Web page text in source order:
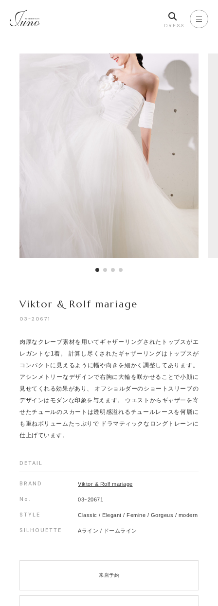
DRESS
Viktor & Rolf mariage
03ｰ20671
肉厚なクレープ素材を用いてギャザーリングされたトップスがエ
レガントな1着。 計算し尽くされたギャザーリングはトップスが
コンパクトに見えるように幅や向きを細かく調整してあります。
アシンメトリーなデザインで右胸に大輪を咲かせることで小顔に
見せてくれる効果があり、 オフショルダーのショートスリーブの
デザインはモダンな印象を与えます。 ウエストからギャザーを寄
せたチュールのスカートは透明感溢れるチュールレースを何層に
も重ねボリュームたっぷりで ドラマティックなロングトレーンに
仕上げています。
DETAIL
BRAND Viktor & Rolf mariage
No. 03ｰ20671
STYLE Classic / Elegant / Femine / Gorgeus / modern
SILHOUETTE Aライン / ドームライン
来店予約